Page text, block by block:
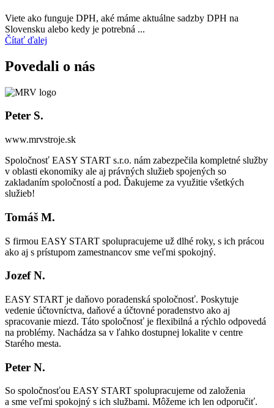
Viete ako funguje DPH, aké máme aktuálne sadzby DPH na
Slovensku alebo kedy je potrebná ...
Čítať ďalej
Povedali o nás
Peter S.
www.mrvstroje.sk
Spoločnosť EASY START s.r.o. nám zabezpečila kompletné služby
v oblasti ekonomiky ale aj právných služieb spojených so
zakladaním spoločností a pod. Ďakujeme za využitie všetkých
služieb!
Tomáš M.
S firmou EASY START spolupracujeme už dlhé roky, s ich prácou
ako aj s prístupom zamestnancov sme veľmi spokojný.
Jozef N.
EASY START je daňovo poradenská spoločnosť. Poskytuje
vedenie účtovníctva, daňové a účtovné poradenstvo ako aj
spracovanie miezd. Táto spoločnosť je flexibilná a rýchlo odpovedá
na problémy. Nachádza sa v ľahko dostupnej lokalite v centre
Starého mesta.
Peter N.
So spoločnosťou EASY START spolupracujeme od založenia
a sme veľmi spokojný s ich službami. Môžeme ich len odporučiť.